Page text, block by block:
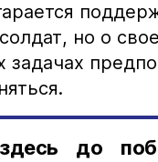
но о
до